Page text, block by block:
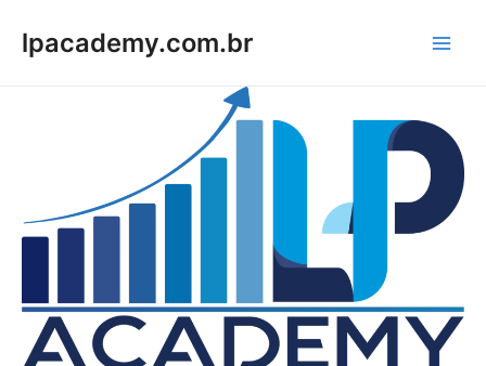
paralpacademy.com.br